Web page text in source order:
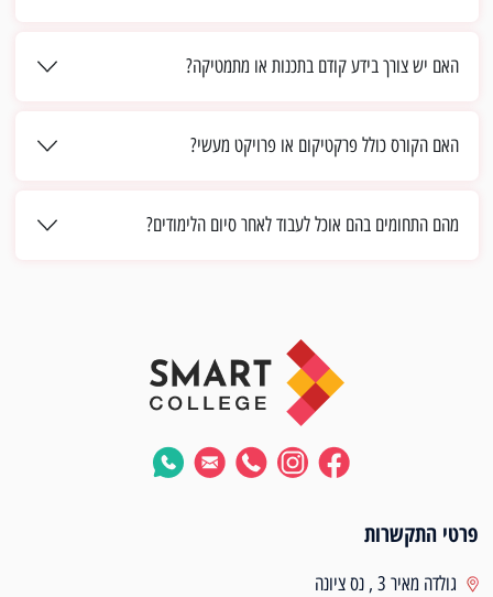
האם יש צורך בידע קודם בתכנות או מתמטיקה?
האם הקורס כולל פרקטיקום או פרויקט מעשי?
מהם התחומים בהם אוכל לעבוד לאחר סיום הלימודים?
פרטי התקשרות
גולדה מאיר 3 , נס ציונה